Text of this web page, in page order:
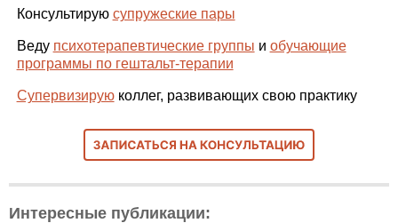
Консультирую супружеские пары
Веду психотерапевтические группы и обучающие
программы по гештальт-терапии
Супервизируюколлег, развивающих свою практику
Интересные публикации: